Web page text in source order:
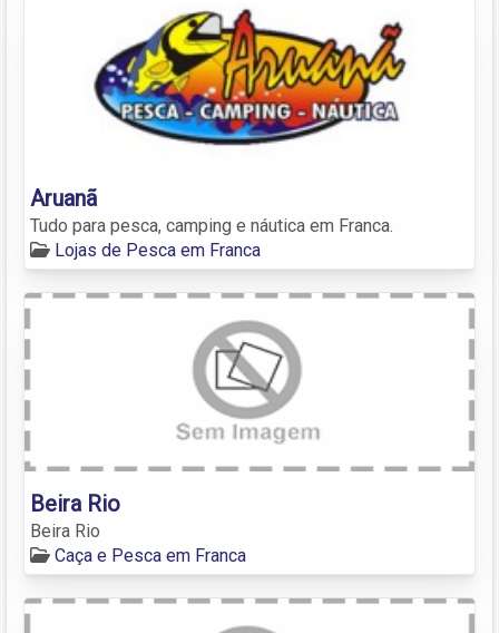
Aruanã
Tudo para pesca, camping e náutica em Franca.
Lojas de Pesca em Franca
Beira Rio
Beira Rio
Caça e Pesca em Franca